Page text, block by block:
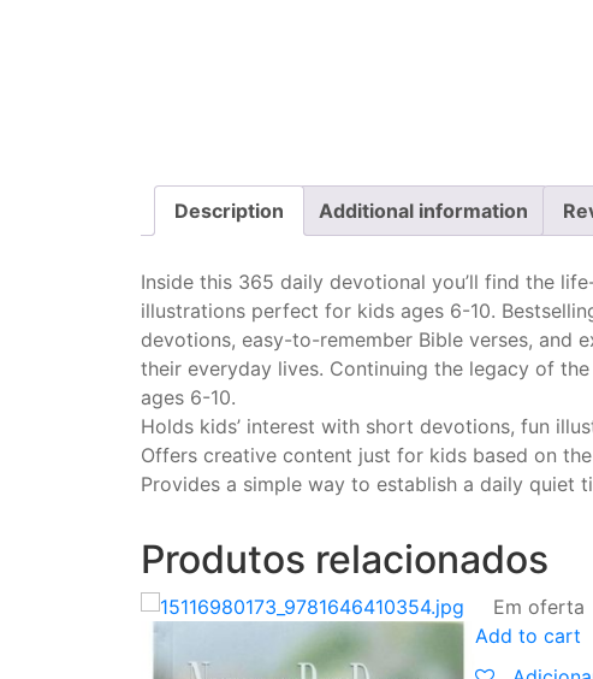
Description Additional information
Inside this 365 daily devotional you’ll find the
illustrations perfect for kids ages 6-10.
devotions, easy-to-remember Bible verses,
their everyday lives. Continuing the legacy of
ages 6-10.
Holds kids’ interest with short devotions, fun
Offers creative content just for kids based on
Provides a simple way to establish a daily quiet
Produtos relacionados
Em oferta
Add to cart